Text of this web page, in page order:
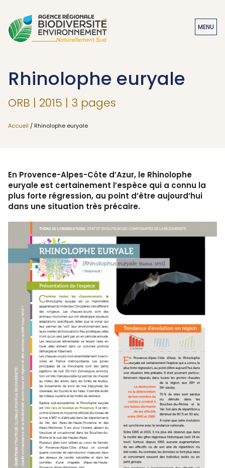
MENU
Rhinolophe euryale
ORB | 2015 | 3 pages
Accueil / Rhinolophe euryale
En Provence-Alpes-Côte d’Azur, le Rhinolophe
euryale est certainement l’espèce qui a connu la
plus forte régression, au point d’être aujourd’hui
dans une situation très précaire.